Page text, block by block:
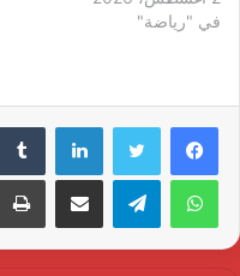
في "رياضة"
لينكدإن
واتساب تيلقرام مشاركة عبر البريد